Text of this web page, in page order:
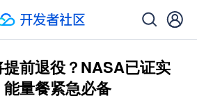
前退役？NASA已证实
量餐紧急必备